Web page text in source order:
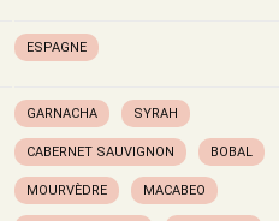
ESPAGNE
GARNACHA SYRAH
CABERNET SAUVIGNON BOBAL
MOURVÈDRE MACABEO